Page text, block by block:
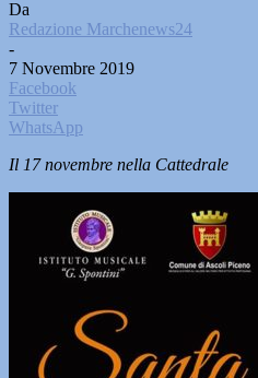
Da
Redazione Marchenews24
-
7 Novembre 2019
Facebook
Twitter
WhatsApp
Il 17 novembre nella Cattedrale